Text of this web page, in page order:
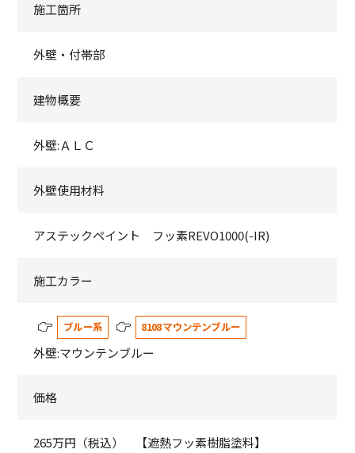
施工箇所
外壁・付帯部
建物概要
外壁:ＡＬＣ
外壁使用材料
アステックペイント フッ素REVO1000(-IR)
施工カラー
ブルー系 8108 マウンテンブルー
外壁:マウンテンブルー
価格
265万円（税込） 【遮熱フッ素樹脂塗料】